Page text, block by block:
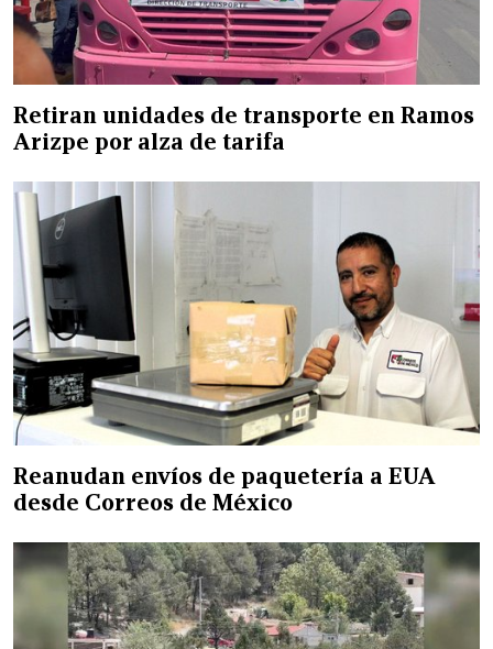
Retiran unidades de transporte en Ramos
Arizpe por alza de tarifa
Reanudan envíos de paquetería a EUA
desde Correos de México